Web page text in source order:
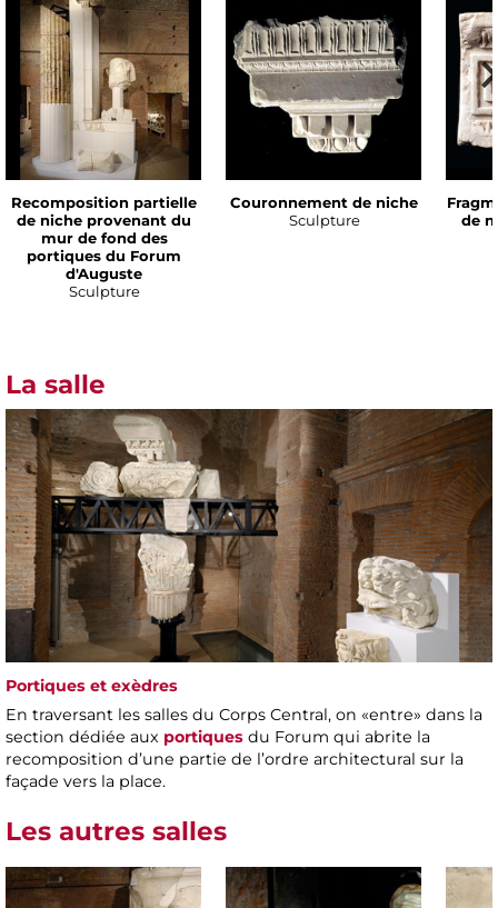
Recomposition partielle
de niche provenant du
mur de fond des
portiques du Forum
d'Auguste
Sculpture
Couronnement de niche
Sculpture
de
La salle
Portiques et exèdres
En traversant les salles du Corps Central, on «entre» dans la
section dédiée aux portiques du Forum qui abrite la
recomposition d’une partie de l’ordre architectural sur la
façade vers la place.
Les autres salles